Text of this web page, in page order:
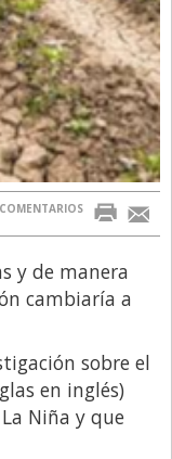
y de manera
cambiaría a
sobre el
en inglés)
Niña y que